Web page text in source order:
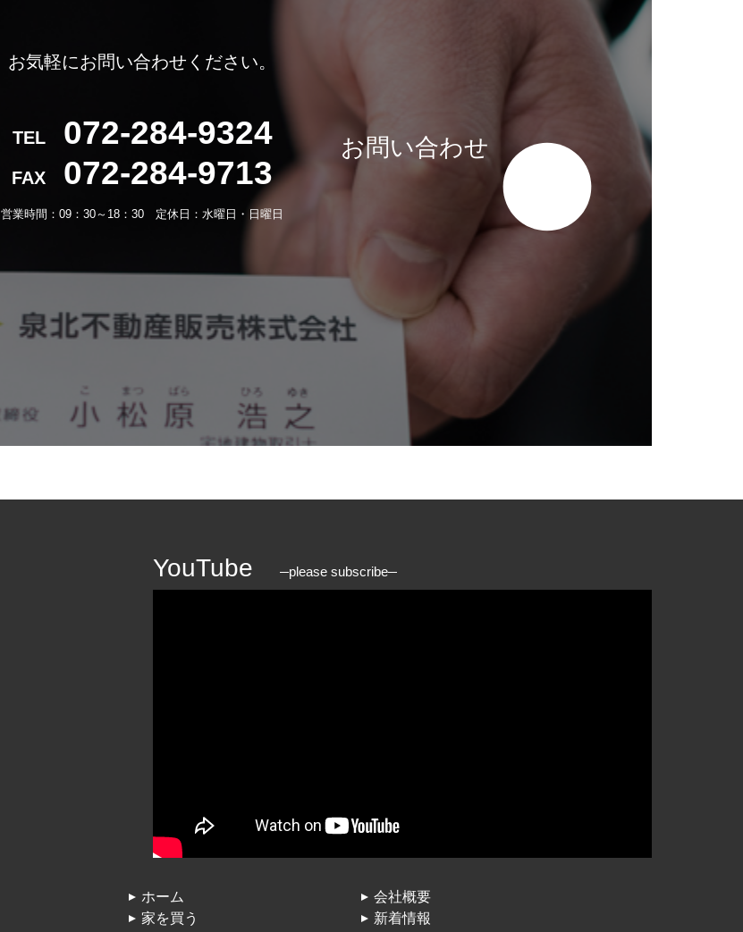
お気軽にお問い合わせください。
TEL 072-284-9324
FAX 072-284-9713
営業時間：09：30～18：30 定休日：水曜日・日曜日
お問い合わせ
YouTube please subscribe
ホーム
家を買う
会社概要
新着情報